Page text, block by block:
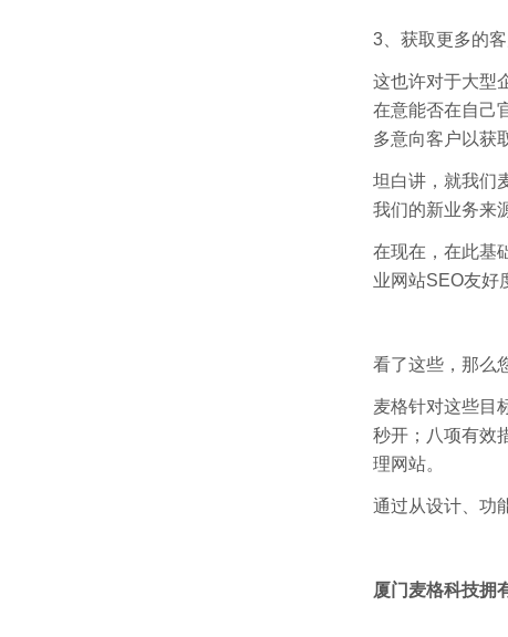
3、获取更多的客
这也许对于大型
在意能否在自己
多意向客户以获
坦白讲，就我们
我们的新业务来
在现在，在此基
业网站SEO友好
看了这些，那么
麦格针对这些目
秒开；八项有效
理网站。
通过从设计、功
厦门麦格科技拥